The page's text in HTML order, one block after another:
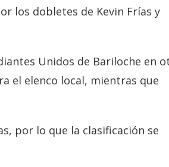
los dobletes de Kevin Frías y
Unidos de Bariloche en
el elenco local, mientras que
por lo que la clasificación se